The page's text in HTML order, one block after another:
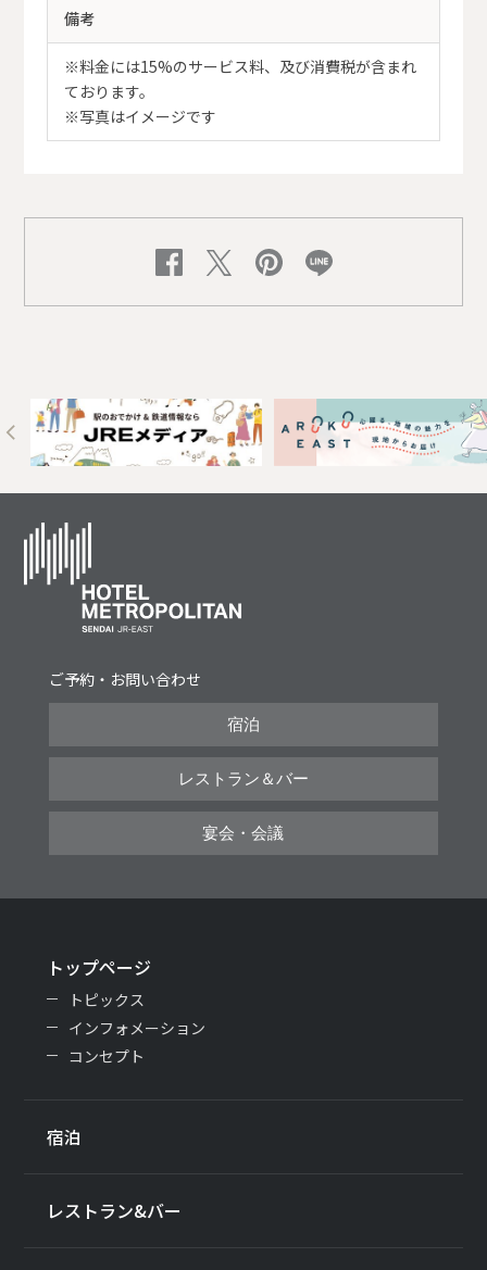
備考
※料金には15%のサービス料、及び消費税が含まれ
ております。
※写真はイメージです
Next
ご予約・お問い合わせ
宿泊
レストラン＆バー
宴会・会議
トップページ
トピックス
インフォメーション
コンセプト
宿泊
レストラン&バー